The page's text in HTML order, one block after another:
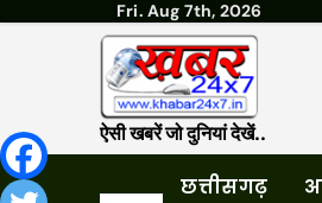
Fri. Aug 7th, 2026
ऐसी खबरें जो दुनियां देखें..
छत्तीसगढ़